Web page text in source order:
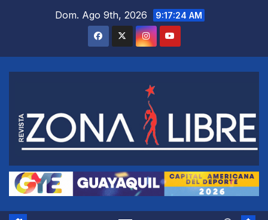
Dom. Ago 9th, 2026 9:17:24 AM